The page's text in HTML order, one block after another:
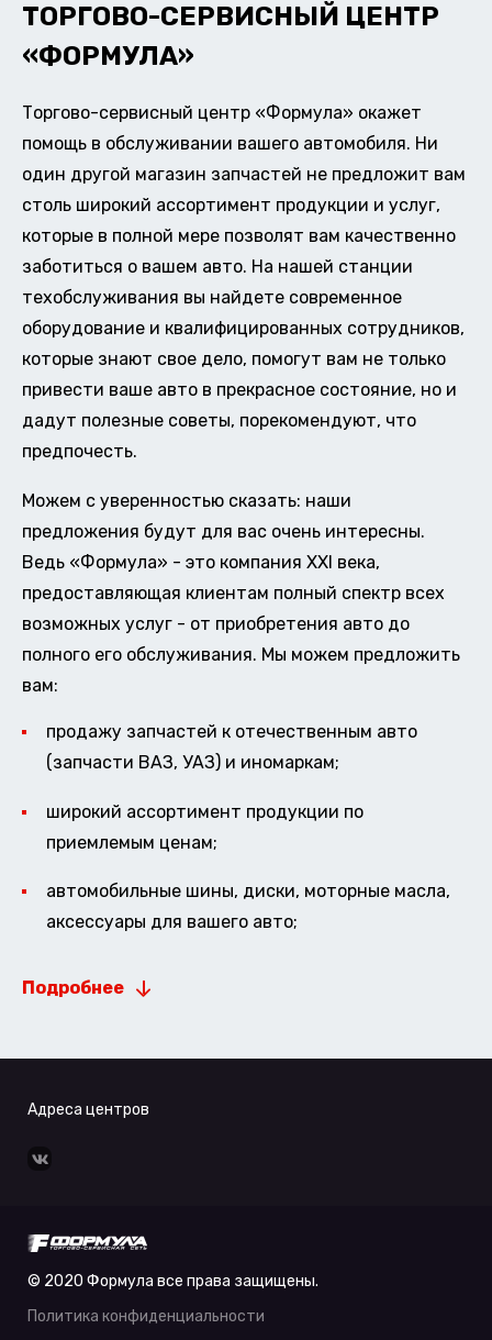
ТОРГОВО-СЕРВИСНЫЙ ЦЕНТР
«ФОРМУЛА»
Торгово-сервисный центр «Формула» окажет
помощь в обслуживании вашего автомобиля. Ни
один другой магазин запчастей не предложит вам
столь широкий ассортимент продукции и услуг,
которые в полной мере позволят вам качественно
заботиться о вашем авто. На нашей станции
техобслуживания вы найдете современное
оборудование и квалифицированных сотрудников,
которые знают свое дело, помогут вам не только
привести ваше авто в прекрасное состояние, но и
дадут полезные советы, порекомендуют, что
предпочесть.
Можем с уверенностью сказать: наши
предложения будут для вас очень интересны.
Ведь «Формула» - это компания XXI века,
предоставляющая клиентам полный спектр всех
возможных услуг - от приобретения авто до
полного его обслуживания. Мы можем предложить
вам:
продажу запчастей к отечественным авто
(запчасти ВАЗ, УАЗ) и иномаркам;
широкий ассортимент продукции по
приемлемым ценам;
автомобильные шины, диски, моторные масла,
аксессуары для вашего авто;
Подробнее
Адреса центров
© 2020 Формула все права защищены.
Политика конфиденциальности